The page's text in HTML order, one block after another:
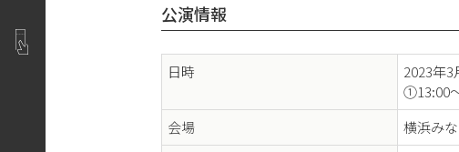
公演情報
日時
2023
①13:00
会場
横浜み